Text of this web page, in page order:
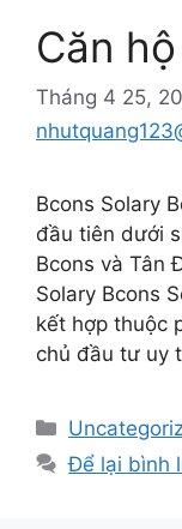
Căn
Tháng 4 25,
Bcons Solary
đầu tiên dưới
Bcons và Tân
Solary Bcons
kết hợp thuộc
chủ đầu tư uy
Để lại bình
Zalo